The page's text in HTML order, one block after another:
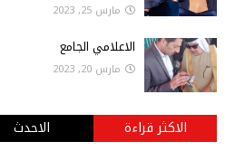
مارس 25, 2023
الاعلامي الجامع
مارس 20, 2023
الاكثر قراءة الاحدث